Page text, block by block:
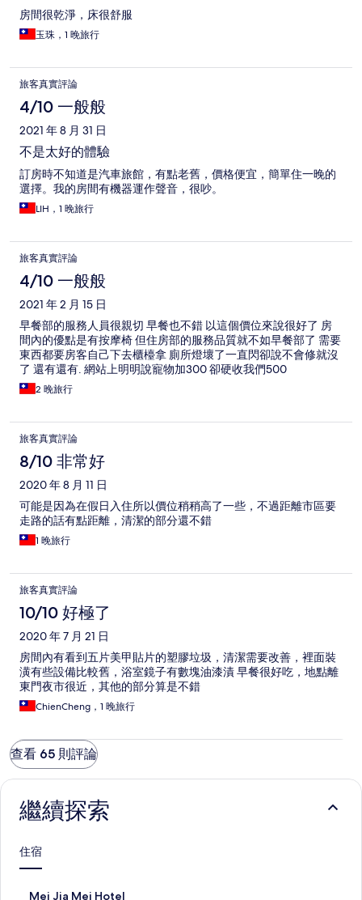
房間很乾淨，床很舒服
玉珠，1 晚旅行
旅客真實評論
4/10 一般般
2021 年 8 月 31 日
不是太好的體驗
訂房時不知道是汽車旅館，有點老舊，價格便宜，簡單住一晚的
選擇。我的房間有機器運作聲音，很吵。
LIH，1 晚旅行
旅客真實評論
4/10 一般般
2021 年 2 月 15 日
早餐部的服務人員很親切 早餐也不錯 以這個價位來說很好了 房
間內的優點是有按摩椅 但住房部的服務品質就不如早餐部了 需要
東西都要房客自己下去櫃檯拿 廁所燈壞了一直閃卻說不會修就沒
了 還有還有. 網站上明明說寵物加300 卻硬收我們500
2 晚旅行
旅客真實評論
8/10 非常好
2020 年 8 月 11 日
可能是因為在假日入住所以價位稍稍高了一些，不過距離市區要
走路的話有點距離，清潔的部分還不錯
1 晚旅行
旅客真實評論
10/10 好極了
2020 年 7 月 21 日
房間內有看到五片美甲貼片的塑膠垃圾，清潔需要改善，裡面裝
潢有些設備比較舊，浴室鏡子有數塊油漆漬 早餐很好吃，地點離
東門夜市很近，其他的部分算是不錯
ChienCheng，1 晚旅行
查看 65 則評論
繼續探索
住宿
Mei Jia Mei Hotel
M